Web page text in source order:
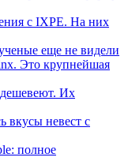
с IXPE. На них
еще не видели
Это крупнейшая
Их
вкусы невест с
полное